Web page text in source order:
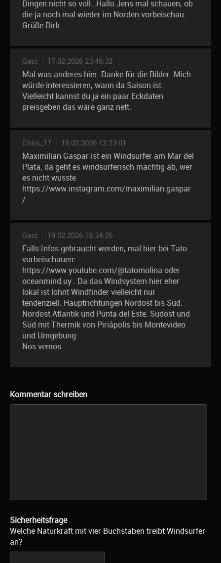
Dingen nicht so voll…Hallo Jens mal schauen, ob
die ja noch mal wieder im Norden vorbeischau…
Grüße Dirk
Gast 17.02.2026 23:46:32
Mal was anderes hier. Danke für die Bilder. Mich
würde interessieren, wann da Saison ist.
Vielleicht kannst du ja ein paar Eckdaten
preisgeben das wäre ganz nett.
Chris_17 18.02.2026 12:23:01
Maximilian Gaspar ist ein Windsurfer am Mar del
Plata, da geht es windsurferisch mächtig ab, wer
es nicht wusste
https://www.instagram.com/maximilian.gaspar
/
Gast 19.02.2026 18:34:26
Falls Infos gebraucht werden, mal hier bei Tato
vorbeischauen:
https://www.youtube.com/@tatomolina oder
oceanmind.uy . Da das Windsystem hier eher
lokal ist lohnt Windfinder vielleicht nur
tendenziell. Hauptrichtungen Nordost bis Süd.
Nordost Atlantik und Punta del Este. Südost und
Süd mit Thermik von Piriápolis bis Montevideo
und Umgebung.
Nos vemos.
Kommentar schreiben
Sicherheitsfrage
Welche Naturkraft mit vier Buchstaben treibt Windsurfer
an?